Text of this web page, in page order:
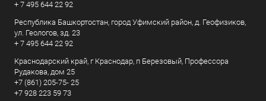
+ 7 495 644 22 92
Республика Башкортостан, город Уфимский район, д. Геофизиков,
ул. Геологов, зд. 23
+ 7 495 644 22 92
Краснодарский край, г Краснодар, п Березовый, Профессора
Рудакова, дом 25
+7 (861) 205-75- 25
+7 928 223 59 73